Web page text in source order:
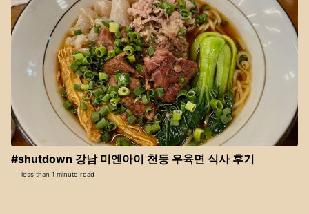
#shutdown 강남 미엔아이 천등 우육면 식사 후기
less than 1 minute read